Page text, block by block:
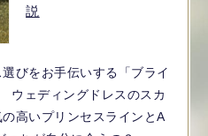
説
びをお手伝いする「ブライ
ウェディングドレスのスカ
高いプリンセスラインとA